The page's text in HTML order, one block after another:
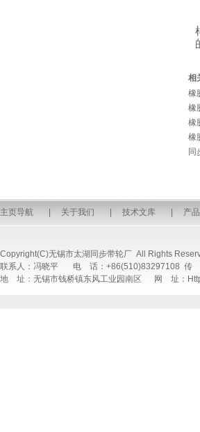
相
橡
橡
橡
橡
同
主页导航 关于我们 技术文库 产
Copyright(C)无锡市太湖同步带轮厂 All Rights
联系人：冯晓平 电 话：+86(510)83297108 传
地 址：无锡市钱桥镇东风工业园南区 网 址：